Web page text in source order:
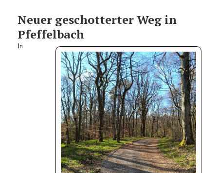
Neuer geschotterter Weg in
Pfeffelbach
In